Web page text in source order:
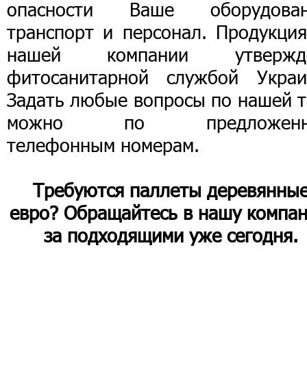
опасности Ваше
транспорт и персонал.
нашей компании
фитосанитарной службой
Задать любые вопросы по нашей
можно по
телефонным номерам.
Требуются паллеты
евро? Обращайтесь в нашу
за подходящими уже сегодня.